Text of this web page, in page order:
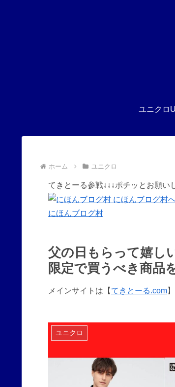
ユニクロU
ホーム ユニクロ
てきとーる参戦↓↓↓ポチッとお願い
にほんブログ村
父の日もらって嬉し
限定で買うべき商品
メインサイトは【てきとーる.com
ユニクロ